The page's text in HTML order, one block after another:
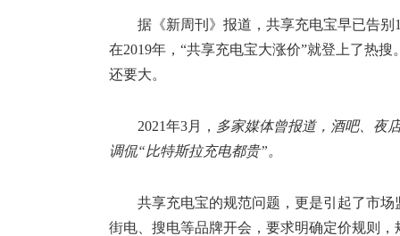
据《新周刊》报道，共享充电宝早已告别
在2019年，“共享充电宝大涨价”就登上了热
还要大。
2021年3月， 多家媒体曾报道，酒吧、夜
调侃“比特斯拉充电都贵”。
共享充电宝的规范问题，更是引起了市
街电、搜电等品牌开会，要求明确定价规则